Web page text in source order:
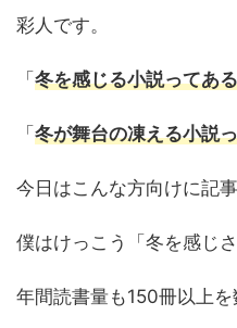
彩人です。
「 冬を感じる小説ってあ
「 冬が舞台の凍える小説
今日はこんな方向けに記
僕はけっこう「冬を感じ
年間読書量も150冊以上を